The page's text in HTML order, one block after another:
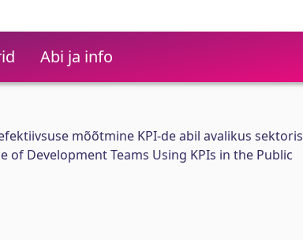
Abi ja info
mõõtmine KPI-de abil avalikus sektoris
of Development Teams Using KPIs in the Public